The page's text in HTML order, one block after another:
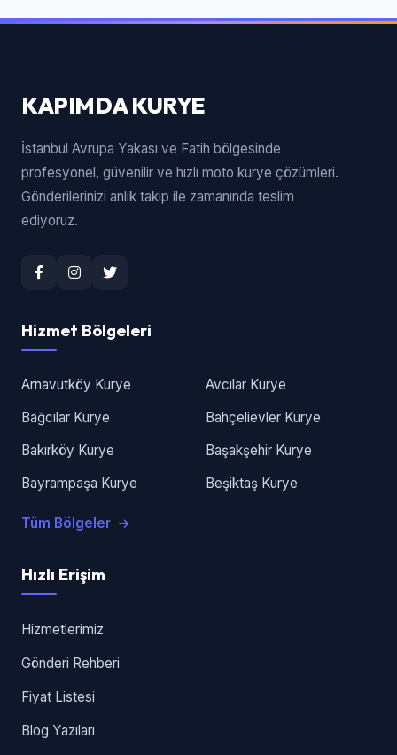
KAPIMDA KURYE
İstanbul Avrupa Yakası ve Fatih bölgesinde
profesyonel, güvenilir ve hızlı moto kurye çözümleri.
Gönderilerinizi anlık takip ile zamanında teslim
ediyoruz.
Hizmet Bölgeleri
Arnavutköy Kurye
Avcılar Kurye
Bağcılar Kurye
Bahçelievler Kurye
Bakırköy Kurye
Başakşehir Kurye
Bayrampaşa Kurye
Beşiktaş Kurye
Tüm Bölgeler
Hızlı Erişim
Hizmetlerimiz
Gönderi Rehberi
Fiyat Listesi
Blog Yazıları